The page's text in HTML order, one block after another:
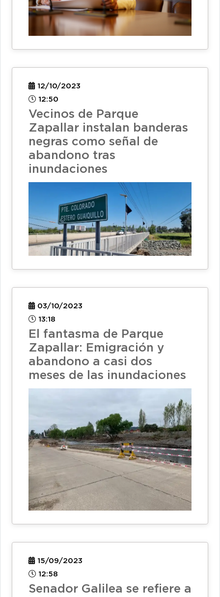
12/10/2023
12:50
Vecinos de Parque
Zapallar instalan banderas
negras como señal de
abandono tras
inundaciones
03/10/2023
13:18
El fantasma de Parque
Zapallar: Emigración y
abandono a casi dos
meses de las inundaciones
15/09/2023
12:58
Senador Galilea se refiere a